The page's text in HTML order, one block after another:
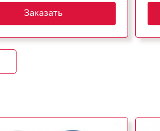
Заказать